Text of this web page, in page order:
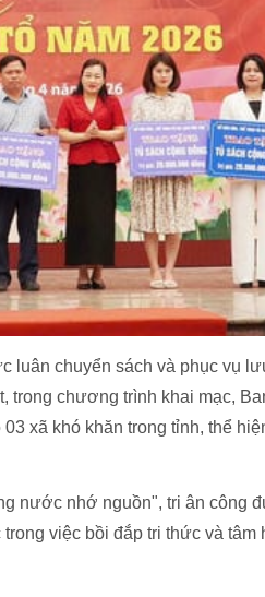
luân chuyển sách và phục vụ
trong chương trình khai mạc,
xã khó khăn trong tỉnh, thể
nước nhớ nguồn", tri ân công
việc bồi đắp tri thức và